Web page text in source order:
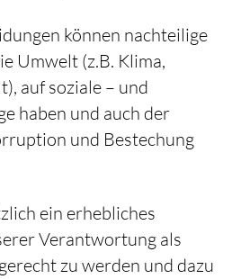
können nachteilige
Umwelt (z.B. Klima,
auf soziale – und
haben und auch der
und Bestechung
ein erhebliches
Verantwortung als
zu werden und dazu